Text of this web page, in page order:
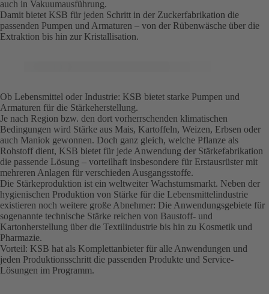
auch in Vakuumausführung.
Damit bietet KSB für jeden Schritt in der Zuckerfabrikation die
passenden Pumpen und Armaturen – von der Rübenwäsche über die
Extraktion bis hin zur Kristallisation.
Ob Lebensmittel oder Industrie: KSB bietet starke Pumpen und
Armaturen für die Stärkeherstellung.
Je nach Region bzw. den dort vorherrschenden klimatischen
Bedingungen wird Stärke aus Mais, Kartoffeln, Weizen, Erbsen oder
auch Maniok gewonnen. Doch ganz gleich, welche Pflanze als
Rohstoff dient, KSB bietet für jede Anwendung der Stärkefabrikation
die passende Lösung – vorteilhaft insbesondere für Erstausrüster mit
mehreren Anlagen für verschieden Ausgangsstoffe.
Die Stärkeproduktion ist ein weltweiter Wachstumsmarkt. Neben der
hygienischen Produktion von Stärke für die Lebensmittelindustrie
existieren noch weitere große Abnehmer: Die Anwendungsgebiete für
sogenannte technische Stärke reichen von Baustoff- und
Kartonherstellung über die Textilindustrie bis hin zu Kosmetik und
Pharmazie.
Vorteil: KSB hat als Komplettanbieter für alle Anwendungen und
jeden Produktionsschritt die passenden Produkte und Service-
Lösungen im Programm.